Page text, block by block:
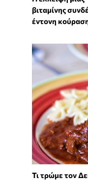
βιταμίνης
έντονη
Τι τρώμε τον